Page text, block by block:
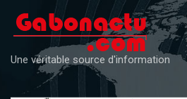
content
Une véritable source d'information